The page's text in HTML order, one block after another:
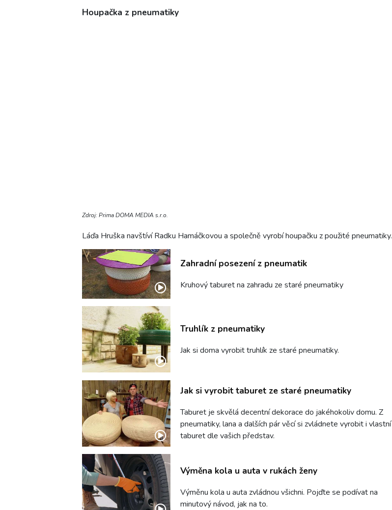
Houpačka z pneumatiky
Zdroj: Prima DOMA MEDIA s.r.o.
Láďa Hruška navštíví Radku Hamáčkovou a společně vyrobí houpačku z použité pneumatiky.
Zahradní posezení z pneumatik
Kruhový taburet na zahradu ze staré pneumatiky
Truhlík z pneumatiky
Jak si doma vyrobit truhlík ze staré pneumatiky.
Jak si vyrobit taburet ze staré pneumatiky
Taburet je skvělá decentní dekorace do jakéhokoliv domu. Z
pneumatiky, lana a dalších pár věcí si zvládnete vyrobit i vlastní
taburet dle vašich představ.
Výměna kola u auta v rukách ženy
Výměnu kola u auta zvládnou všichni. Pojďte se podívat na
minutový návod, jak na to.